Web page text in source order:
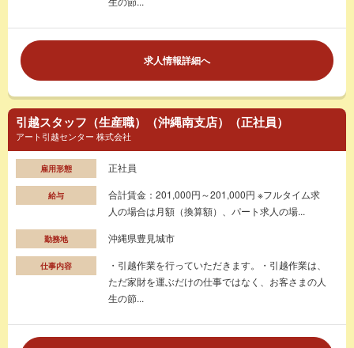
求人情報詳細へ
引越スタッフ（生産職）（沖縄南支店）（正社員）
アート引越センター 株式会社
雇用形態 正社員
給与
合計賃金：201,000円～201,000円 ※フルタイム求
人の場合は月額（換算額）、パート求人の場...
勤務地 沖縄県豊見城市
仕事内容
・引越作業を行っていただきます。・引越作業は、
ただ家財を運ぶだけの仕事ではなく、お客さまの人
生の節...